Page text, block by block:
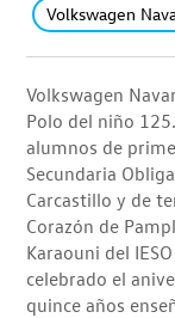
Volkswagen
Volkswagen
Polo del niño
alumnos de
Secundaria
Carcastillo y de
Corazón de
Karaouni del
celebrado el
quince años